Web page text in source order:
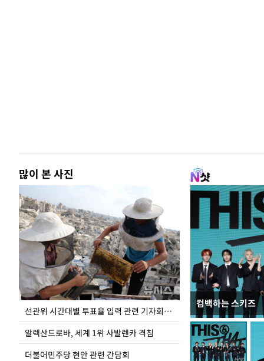
많이 본 사진
선관위 시간대별 투표율 입력 관련 기자회견하는 주진우 의원
알렉산드로바, 세계 1위 사발렌카 격침
더불어민주당 현안 관련 간담회
컴백하는 스키즈
용산어린이정원